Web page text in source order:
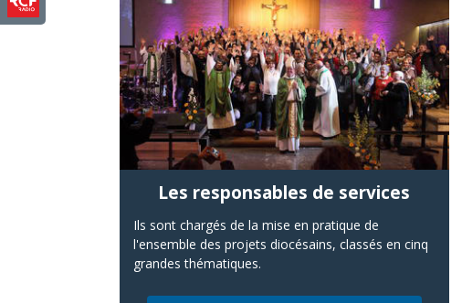
Les responsables de services
Ils sont chargés de la mise en pratique de
l'ensemble des projets diocésains, classés en cinq
grandes thématiques.